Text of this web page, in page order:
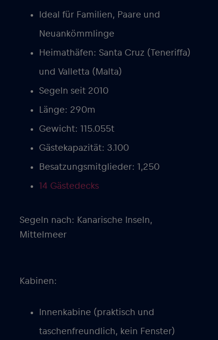
Ideal für Familien, Paare und
Neuankömmlinge
Heimathäfen: Santa Cruz (Teneriffa)
und Valletta (Malta)
Segeln seit 2010
Länge: 290m
Gewicht: 115.055t
Gästekapazität: 3.100
Besatzungsmitglieder: 1,250
14 Gästedecks
Segeln nach: Kanarische Inseln,
Mittelmeer
Kabinen:
Innenkabine (praktisch und
taschenfreundlich, kein Fenster)